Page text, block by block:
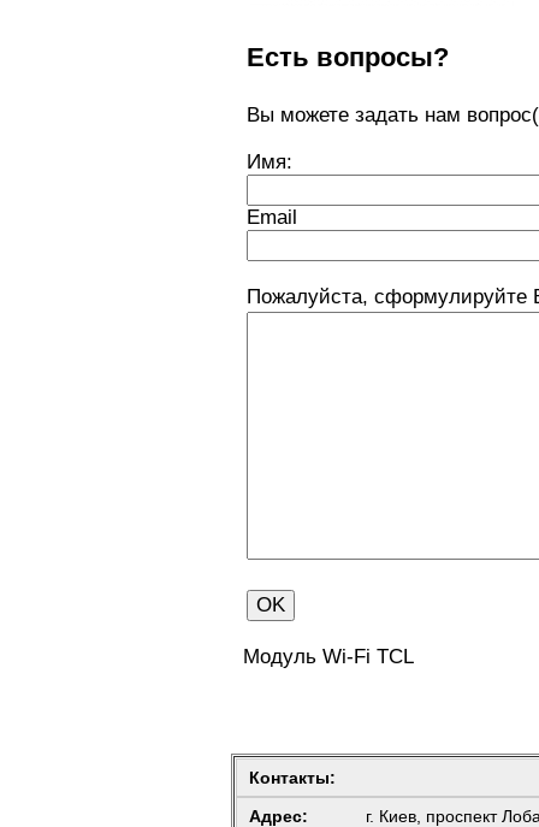
Есть вопросы?
Вы можете задать нам
Имя:
Email
Пожалуйста, сформулируйте
Модуль Wi-Fi TCL
Контакты:
Адрес:
г. Киев, проспект